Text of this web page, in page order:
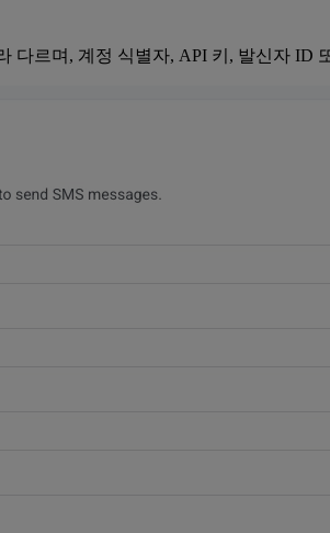
르며, 계정 식별자, API 키, 발신자 ID